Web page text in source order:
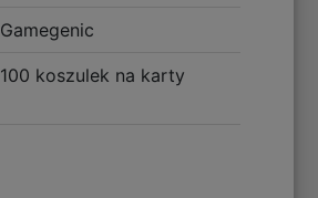
Gamegenic
100 koszulek na karty